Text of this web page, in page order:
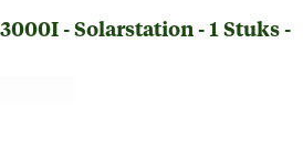
- Solarstation - 1 Stuks -